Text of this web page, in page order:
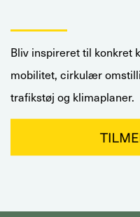
Bliv inspireret til konkret
mobilitet, cirkulær
trafikstøj og klimaplaner.